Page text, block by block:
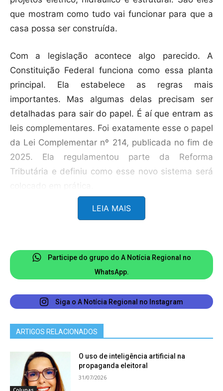
que mostram como tudo vai funcionar para que a
casa possa ser construída.
Com a legislação acontece algo parecido. A
Constituição Federal funciona como essa planta
principal. Ela estabelece as regras mais
importantes. Mas algumas delas precisam ser
detalhadas para sair do papel. É aí que entram as
leis complementares. Foi exatamente esse o papel
da Lei Complementar nº 214, publicada no fim de
2025. Ela regulamentou parte da Reforma
Tributária e definiu como esse novo sistema será
Mas por que mudar? Porque o sistema tributário
bens e serviços, cada um com regras próprias e
administrados por diferentes esferas de governo.
para quem trabalha diariamente com o assunto. A
modelo.
Para isso, foram criados dois novos tributos. A
Contribuição sobre Bens e Serviços (CBS) será de
competência da União e substituirá gradualmente
LEIA MAIS
Participe do grupo do A Notícia Regional no
WhatsApp.
Siga o A Notícia Regional no Instagram
ARTIGOS RELACIONADOS
O uso de inteligência artificial na
propaganda eleitoral
31/07/2026